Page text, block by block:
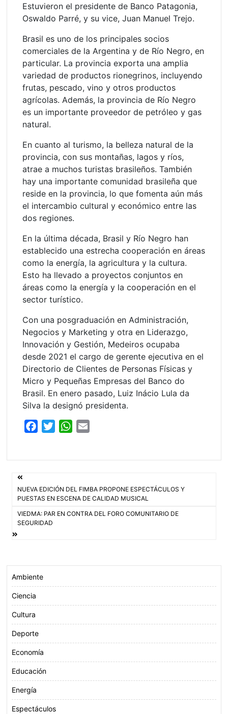
Estuvieron el presidente de Banco Patagonia,
Oswaldo Parré, y su vice, Juan Manuel Trejo.
Brasil es uno de los principales socios
comerciales de la Argentina y de Río Negro, en
particular. La provincia exporta una amplia
variedad de productos rionegrinos, incluyendo
frutas, pescado, vino y otros productos
agrícolas. Además, la provincia de Río Negro
es un importante proveedor de petróleo y gas
natural.
En cuanto al turismo, la belleza natural de la
provincia, con sus montañas, lagos y ríos,
atrae a muchos turistas brasileños. También
hay una importante comunidad brasileña que
reside en la provincia, lo que fomenta aún más
el intercambio cultural y económico entre las
dos regiones.
En la última década, Brasil y Río Negro han
establecido una estrecha cooperación en áreas
como la energía, la agricultura y la cultura.
Esto ha llevado a proyectos conjuntos en
áreas como la energía y la cooperación en el
sector turístico.
Con una posgraduación en Administración,
Negocios y Marketing y otra en Liderazgo,
Innovación y Gestión, Medeiros ocupaba
desde 2021 el cargo de gerente ejecutiva en el
Directorio de Clientes de Personas Físicas y
Micro y Pequeñas Empresas del Banco do
Brasil. En enero pasado, Luiz Inácio Lula da
Silva la designó presidenta.
o
k
e
W
A
p
Navegación
de
entradas
NUEVA EDICIÓN DEL FIMBA PROPONE ESPECTÁCULOS Y
PUESTAS EN ESCENA DE CALIDAD MUSICAL
VIEDMA: PAR EN CONTRA DEL FORO COMUNITARIO DE
SEGURIDAD
Ambiente
Ciencia
Cultura
Deporte
Economía
Educación
Energía
Espectáculos